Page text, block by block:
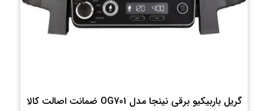
گریل باربیکیو برقی نینجا مدل OG701 ضمانت اصالت کالا